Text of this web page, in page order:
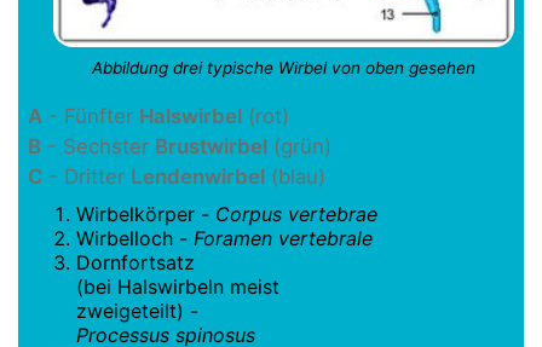
Abbildung drei typische Wirbel von oben gesehen
A - Fünfter Halswirbel (rot)
B - Sechster Brustwirbel (grün)
C - Dritter Lendenwirbel (blau)
Wirbelkörper - Corpus vertebrae
Wirbelloch - Foramen vertebrale
Dornfortsatz
(bei Halswirbeln meist
zweigeteilt) -
Processus spinosus